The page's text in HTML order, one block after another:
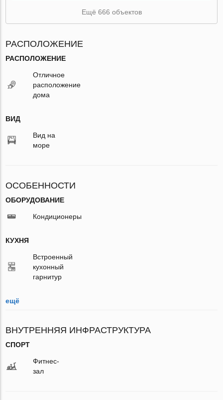
Ещё 666 объектов
РАСПОЛОЖЕНИЕ
РАСПОЛОЖЕНИЕ
Отличное
расположение
дома
ВИД
Вид на
море
ОСОБЕННОСТИ
ОБОРУДОВАНИЕ
Кондиционеры
КУХНЯ
Встроенный
кухонный
гарнитур
ещё
ВНУТРЕННЯЯ ИНФРАСТРУКТУРА
СПОРТ
Фитнес-
зал